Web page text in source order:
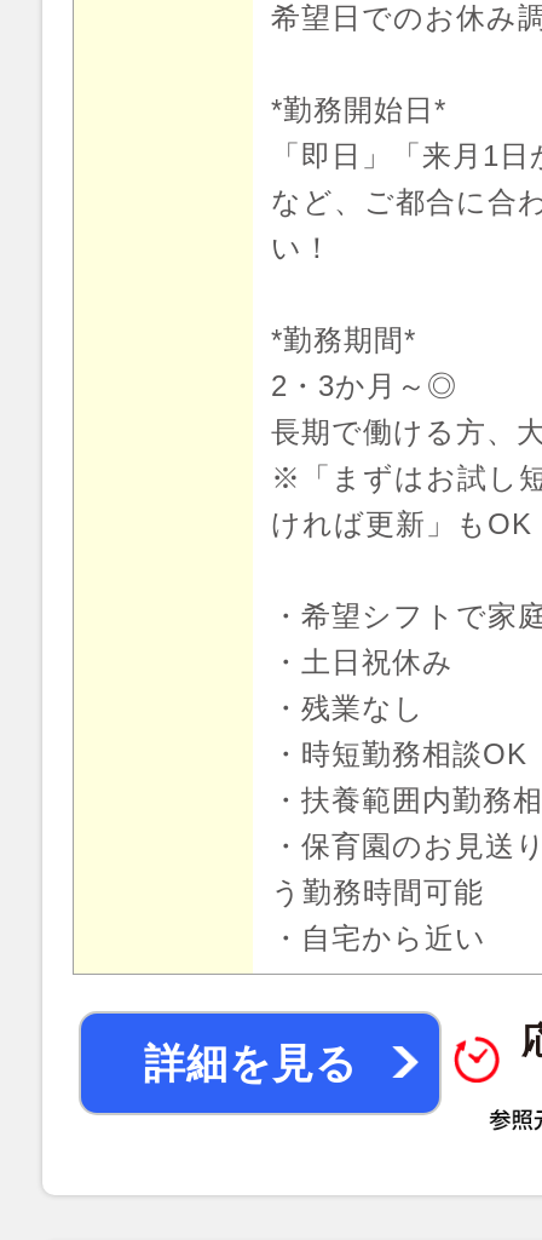
希望日でのお休み
*勤務開始日*
「即日」「来月1
など、ご都合に合
い！
*勤務期間*
2・3か月～◎
長期で働ける方、
※「まずはお試し
ければ更新」もOK
・希望シフトで家
・土日祝休み
・残業なし
・時短勤務相談OK
・扶養範囲内勤務
・保育園のお見送
う勤務時間可能
・自宅から近い
詳細を見る